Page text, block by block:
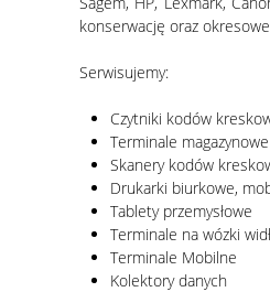
konserwację oraz
Serwisujemy:
Czytniki kodów
Terminale magazynowe
Skanery kodów
Drukarki biurkowe,
Tablety przemysłowe
Terminale na wózki
Terminale Mobilne
Kolektory danych